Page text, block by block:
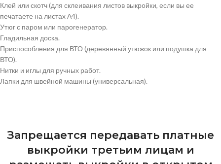
Клей или скотч (для склеивания листов выкройки, если вы ее
печатаете на листах А4).
Утюг с паром или парогенератор.
Гладильная доска.
Приспособления для ВТО (деревянный утюжок или подушка для
ВТО).
Нитки и иглы для ручных работ.
Лапки для швейной машины (универсальная).
Запрещается передавать платные
выкройки третьим лицам и